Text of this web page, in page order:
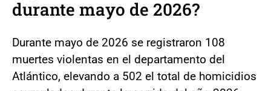
durante mayo de 2026?
Durante mayo de 2026 se registraron 108
muertes violentas en el departamento del
Atlántico, elevando a 502 el total de homicidios